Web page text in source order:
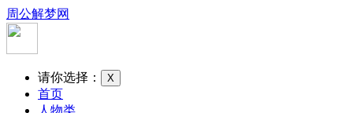
周公解梦网
请你选择： X
首页
人物类